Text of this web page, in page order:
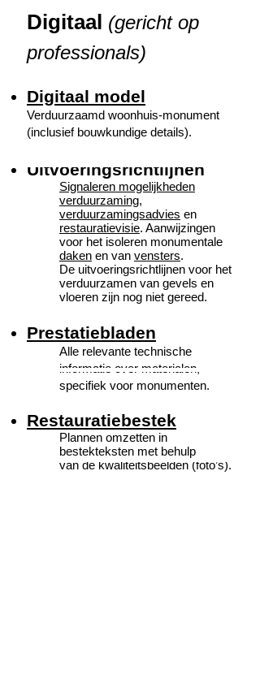
Digitaal (gericht op
professionals)
Digitaal model
Verduurzaamd woonhuis-monument
(inclusief bouwkundige details).
Uitvoeringsrichtlijnen
Signaleren mogelijkheden
verduurzaming,
verduurzamingsadvies en
restauratievisie. Aanwijzingen
voor het isoleren monumentale
daken en van vensters.
De uitvoeringsrichtlijnen voor het
verduurzamen van gevels en
vloeren zijn nog niet gereed.
Prestatiebladen
Alle relevante technische
informatie over materialen,
specifiek voor monumenten.
Restauratiebestek
Plannen omzetten in
bestekteksten met behulp
van de kwaliteitsbeelden (foto’s).